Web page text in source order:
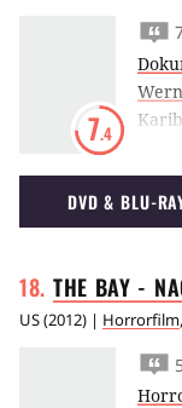
7.4
des
DVD & BLU-
THE BAY -
US(2012) | Horrorfilm,